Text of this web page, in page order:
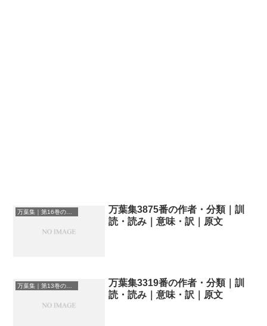
万葉集｜第16巻の和歌一覧
万葉集3875番の作者・分類｜訓
読・読み｜意味・訳｜原文
万葉集｜第13巻の和歌一覧
万葉集3319番の作者・分類｜訓
読・読み｜意味・訳｜原文